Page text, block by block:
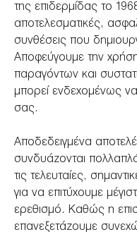
της επιδερμίδας το
αποτελεσματικές,
συνθέσεις που
Αποφεύγουμε την
παραγόντων και
μπορεί ενδεχομένως
σας.
Αποδεδειγμένα
συνδυάζονται
τις τελευταίες,
για να επιτύχουμε
ερεθισμό. Καθώς η
επανεξετάζουμε